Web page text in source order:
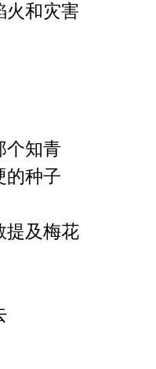
火和灾害
个知青
的种子
提及梅花